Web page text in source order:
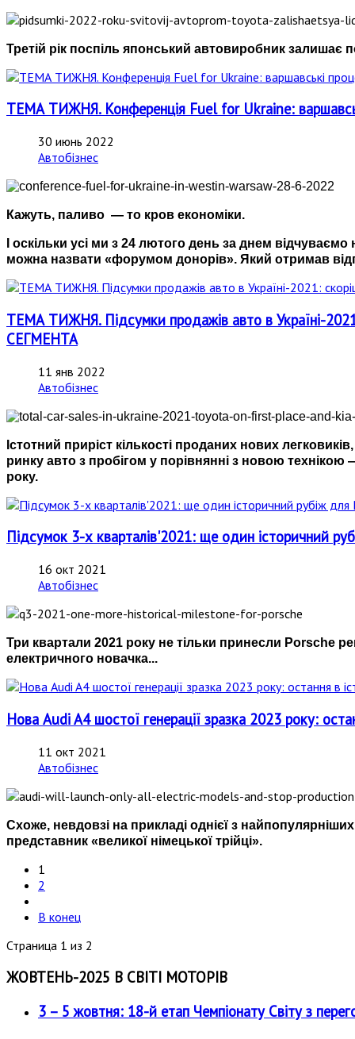
Третій рік поспіль японський автовиробник залишає
ТЕМА ТИЖНЯ. Конференція Fuel for Ukraine:
30 июнь 2022
Автобізнес
Кажуть, паливо — то кров економіки.
І оскільки усі ми з 24 лютого день за днем
можна назвати «форумом донорів». Який отримав
ТЕМА ТИЖНЯ. Підсумки продажів авто в Україні-
СЕГМЕНТА
11 янв 2022
Автобізнес
Істотний приріст кількості проданих нових
ринку авто з пробігом у порівнянні з новою
року.
Підсумок 3-х кварталів'2021: ще один історичний
16 окт 2021
Автобізнес
Три квартали 2021 року не тільки принесли Porsche
електричного новачка...
Нова Audi A4 шостої генерації зразка 2023 року:
11 окт 2021
Автобізнес
Схоже, невдовзі на прикладі однієї з
представник «великої німецької трійці».
1
2
В конец
Страница 1 из 2
ЖОВТЕНЬ-2025 В СВІТІ МОТОРІВ
3 – 5 жовтня: 18-й етап Чемпіонату Світу з